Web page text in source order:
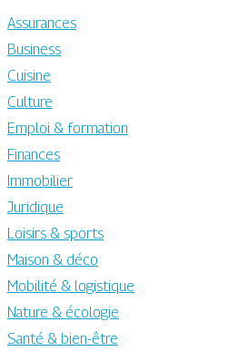
Assurances
Business
Cuisine
Culture
Emploi & formation
Finances
Immobilier
Juridique
Loisirs & sports
Maison & déco
Mobilité & logistique
Nature & écologie
Santé & bien-être